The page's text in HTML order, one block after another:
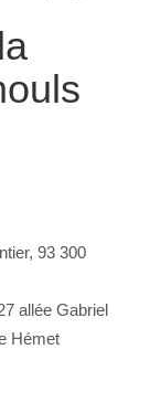
93 300
allée Gabriel
Hémet